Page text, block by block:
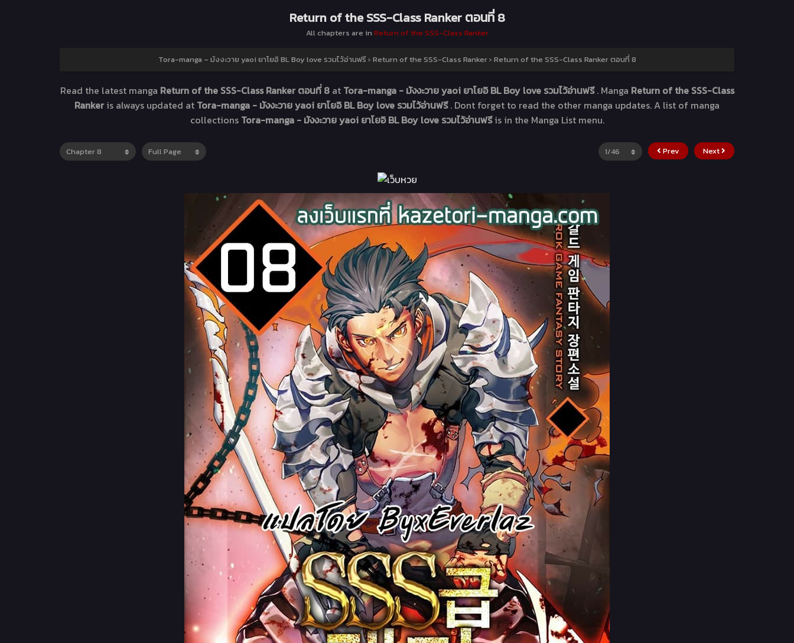
Return of the SSS-Class Ranker ตอนที่ 8
All chapters are in Return of the SSS-Class Ranker
Tora-manga – มังงะวาย yaoi ยาโยอิ BL Boy love รวมไว้อ่านฟรี › Return of the SSS-Class Ranker› Return of the SSS-Class Ranker ตอนที่ 8
Read the latest manga Return of the SSS-Class Ranker ตอนที่ 8 at Tora-manga - มังงะวาย yaoi ยาโยอิ BL Boy love รวมไว้อ่านฟรี. Manga Return of the SSS-Class
Ranker is always updated at Tora-manga - มังงะวาย yaoi ยาโยอิ BL Boy love รวมไว้อ่านฟรี. Dont forget to read the other manga updates. A list of manga
collections Tora-manga - มังงะวาย yaoi ยาโยอิ BL Boy love รวมไว้อ่านฟรีis in the Manga List menu.
Prev Next